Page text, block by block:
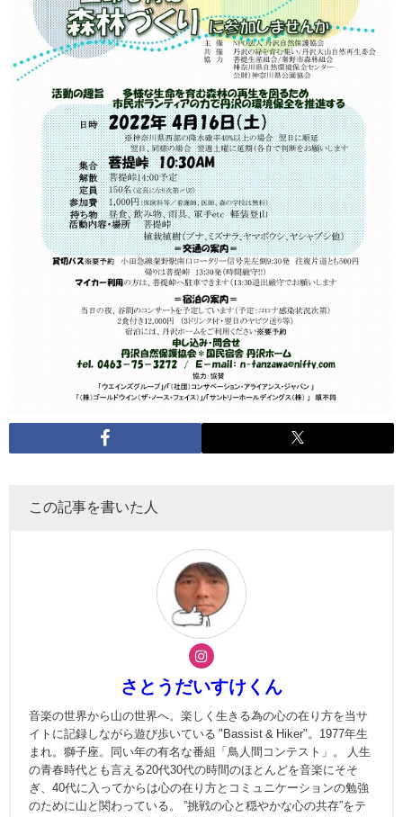
この記事を書いた人
さとうだいすけくん
音楽の世界から山の世界へ。楽しく生きる為の心の在り方を当サ
イトに記録しながら遊び歩いている "Bassist & Hiker"。1977年生
まれ。獅子座。同い年の有名な番組「鳥人間コンテスト」。 人生
の青春時代とも言える20代30代の時間のほとんどを音楽にそそ
ぎ、40代に入ってからは心の在り方とコミュニケーションの勉強
のために山と関わっている。 ”挑戦の心と穏やかな心の共存”をテ